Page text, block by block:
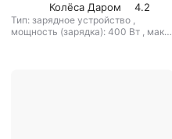
Колёса Даром
4.2
Тип: зарядное устройство ,
мощность (зарядка): 400 Вт , макс.